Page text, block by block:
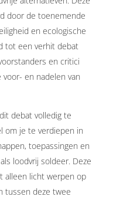
door de toenemende
en ecologische
tot een verhit debat
en critici
en nadelen van
debat volledig te
om je te verdiepen in
toepassingen en
loodvrij soldeer. Deze
alleen licht werpen op
tussen deze twee